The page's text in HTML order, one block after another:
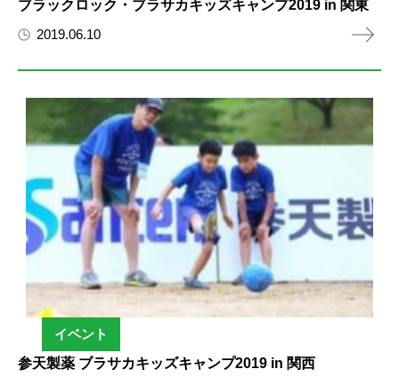
ブラックロック・ブラサカキッズキャンプ2019 in 関東
2019.06.10
イベント
参天製薬 ブラサカキッズキャンプ2019 in 関西